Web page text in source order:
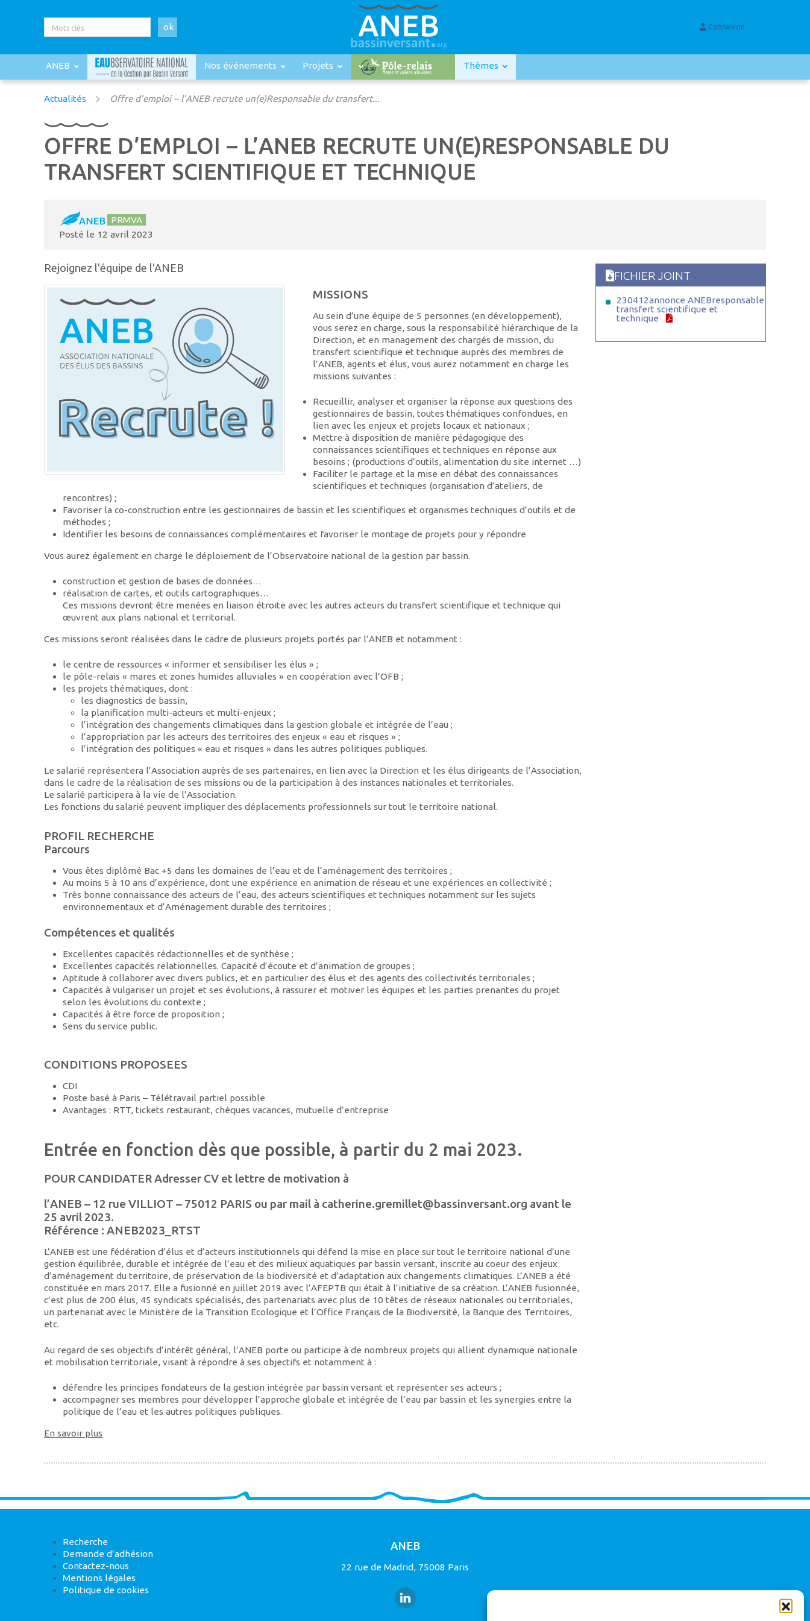
ok Connexion
ANEB Nos événements Projets Thèmes
Actualités Offre d’emploi – l’ANEB recrute un(e)Responsable du transfert...
OFFRE D’EMPLOI – L’ANEB RECRUTE UN(E)RESPONSABLE DU
TRANSFERT SCIENTIFIQUE ET TECHNIQUE
PRMVA
Posté le 12 avril 2023
Rejoignez l'équipe de l'ANEB
MISSIONS
Au sein d’une équipe de 5 personnes (en développement),
vous serez en charge, sous la responsabilité hiérarchique de la
Direction, et en management des chargés de mission, du
transfert scientifique et technique auprès des membres de
l’ANEB, agents et élus, vous aurez notamment en charge les
missions suivantes :
Recueillir, analyser et organiser la réponse aux questions des
gestionnaires de bassin, toutes thématiques confondues, en
lien avec les enjeux et projets locaux et nationaux ;
Mettre à disposition de manière pédagogique des
connaissances scientifiques et techniques en réponse aux
besoins ; (productions d’outils, alimentation du site internet …)
Faciliter le partage et la mise en débat des connaissances
scientifiques et techniques (organisation d’ateliers, de
rencontres) ;
Favoriser la co-construction entre les gestionnaires de bassin et les scientifiques et organismes techniques d’outils et de
méthodes ;
Identifier les besoins de connaissances complémentaires et favoriser le montage de projets pour y répondre
Vous aurez également en charge le déploiement de l’Observatoire national de la gestion par bassin.
construction et gestion de bases de données…
réalisation de cartes, et outils cartographiques…
Ces missions devront être menées en liaison étroite avec les autres acteurs du transfert scientifique et technique qui
œuvrent aux plans national et territorial.
Ces missions seront réalisées dans le cadre de plusieurs projets portés par l’ANEB et notamment :
le centre de ressources « informer et sensibiliser les élus » ;
le pôle-relais « mares et zones humides alluviales » en coopération avec l’OFB ;
les projets thématiques, dont :
les diagnostics de bassin,
la planification multi-acteurs et multi-enjeux ;
l’intégration des changements climatiques dans la gestion globale et intégrée de l’eau ;
l’appropriation par les acteurs des territoires des enjeux « eau et risques » ;
l’intégration des politiques « eau et risques » dans les autres politiques publiques.
Le salarié représentera l’Association auprès de ses partenaires, en lien avec la Direction et les élus dirigeants de l’Association,
dans le cadre de la réalisation de ses missions ou de la participation à des instances nationales et territoriales.
Le salarié participera à la vie de l’Association.
Les fonctions du salarié peuvent impliquer des déplacements professionnels sur tout le territoire national.
PROFIL RECHERCHE
Parcours
Vous êtes diplômé Bac +5 dans les domaines de l’eau et de l’aménagement des territoires ;
Au moins 5 à 10 ans d’expérience, dont une expérience en animation de réseau et une expériences en collectivité ;
Très bonne connaissance des acteurs de l’eau, des acteurs scientifiques et techniques notamment sur les sujets
environnementaux et d’Aménagement durable des territoires ;
Compétences et qualités
Excellentes capacités rédactionnelles et de synthèse ;
Excellentes capacités relationnelles. Capacité d’écoute et d’animation de groupes ;
Aptitude à collaborer avec divers publics, et en particulier des élus et des agents des collectivités territoriales ;
Capacités à vulgariser un projet et ses évolutions, à rassurer et motiver les équipes et les parties prenantes du projet
selon les évolutions du contexte ;
Capacités à être force de proposition ;
Sens du service public.
CONDITIONS PROPOSEES
CDI
Poste basé à Paris – Télétravail partiel possible
Avantages : RTT, tickets restaurant, chèques vacances, mutuelle d’entreprise
Entrée en fonction dès que possible, à partir du 2 mai 2023.
POUR CANDIDATERAdresser CV et lettre de motivation à
l’ANEB – 12 rue VILLIOT – 75012 PARIS ou par mail à catherine.gremillet@bassinversant.org avant le
25 avril 2023.
Référence : ANEB2023_RTST
L’ANEB est une fédération d’élus et d’acteurs institutionnels qui défend la mise en place sur tout le territoire national d’une
gestion équilibrée, durable et intégrée de l’eau et des milieux aquatiques par bassin versant, inscrite au coeur des enjeux
d’aménagement du territoire, de préservation de la biodiversité et d’adaptation aux changements climatiques. L’ANEB a été
constituée en mars 2017. Elle a fusionné en juillet 2019 avec l’AFEPTB qui était à l’initiative de sa création. L’ANEB fusionnée,
c’est plus de 200 élus, 45 syndicats spécialisés, des partenariats avec plus de 10 têtes de réseaux nationales ou territoriales,
un partenariat avec le Ministère de la Transition Ecologique et l’Office Français de la Biodiversité, la Banque des Territoires,
etc.
Au regard de ses objectifs d’intérêt général, l’ANEB porte ou participe à de nombreux projets qui allient dynamique nationale
et mobilisation territoriale, visant à répondre à ses objectifs et notamment à :
défendre les principes fondateurs de la gestion intégrée par bassin versant et représenter ses acteurs ;
accompagner ses membres pour développer l’approche globale et intégrée de l’eau par bassin et les synergies entre la
politique de l’eau et les autres politiques publiques.
En savoir plus
FICHIER JOINT
230412annonce ANEBresponsable
transfert scientifique et
technique
Recherche
Demande d’adhésion
Contactez-nous
Mentions légales
Politique de cookies
ANEB
22 rue de Madrid, 75008 Paris